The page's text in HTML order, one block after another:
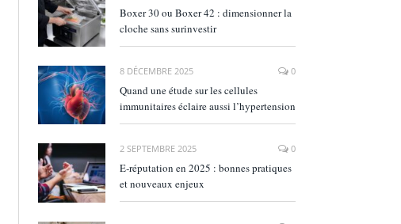
Boxer 30 ou Boxer 42 : dimensionner la
cloche sans surinvestir
8 DÉCEMBRE 2025 0
Quand une étude sur les cellules
immunitaires éclaire aussi l’hypertension
2 SEPTEMBRE 2025 0
E‑réputation en 2025 : bonnes pratiques
et nouveaux enjeux